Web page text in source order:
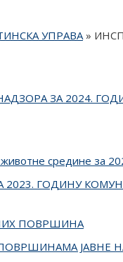
УПРАВА»
ЗА 2024.
средине за
ГОДИНУ
ПОВРШИНА
ЈАВНЕ